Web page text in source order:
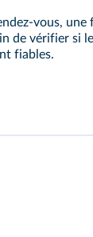
de vérifier si
fiables.